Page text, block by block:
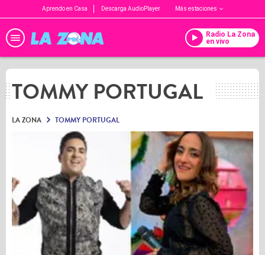
Aprendo en Casa Descarga AudioPlayer Más estaciones
Radio La Zona
en vivo
TOMMY PORTUGAL
LA ZONA TOMMY PORTUGAL